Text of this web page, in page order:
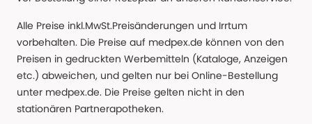
Alle Preise inkl.MwSt.Preisänderungen und Irrtum
vorbehalten. Die Preise auf medpex.de können von den
Preisen in gedruckten Werbemitteln (Kataloge, Anzeigen
etc.) abweichen, und gelten nur bei Online-Bestellung
unter medpex.de. Die Preise gelten nicht in den
stationären Partnerapotheken.